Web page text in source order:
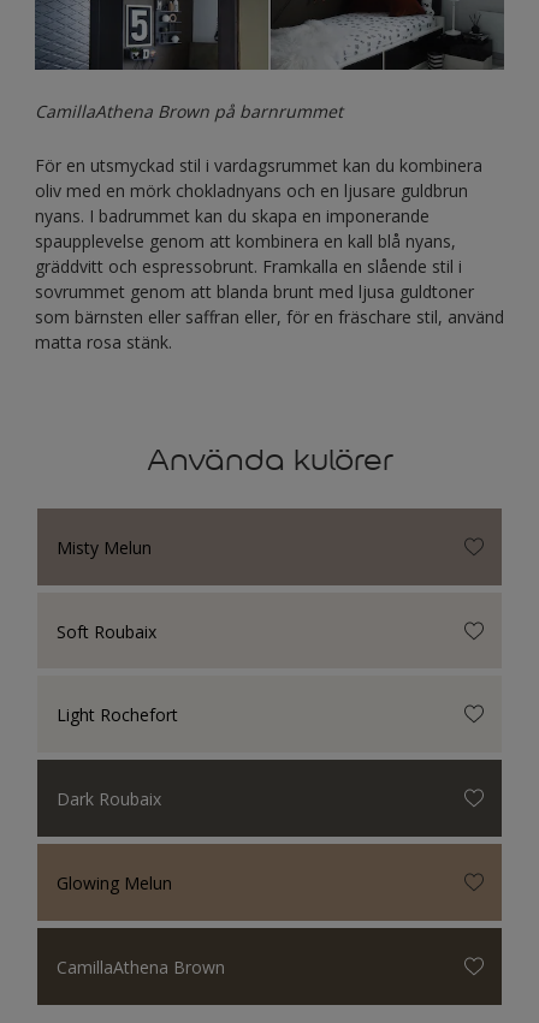
CamillaAthena Brown på barnrummet
För en utsmyckad stil i vardagsrummet kan du kombinera
oliv med en mörk chokladnyans och en ljusare guldbrun
nyans. I badrummet kan du skapa en imponerande
spaupplevelse genom att kombinera en kall blå nyans,
gräddvitt och espressobrunt. Framkalla en slående stil i
sovrummet genom att blanda brunt med ljusa guldtoner
som bärnsten eller saffran eller, för en fräschare stil, använd
matta rosa stänk.
Använda kulörer
Misty Melun
Soft Roubaix
Light Rochefort
Dark Roubaix
Glowing Melun
CamillaAthena Brown